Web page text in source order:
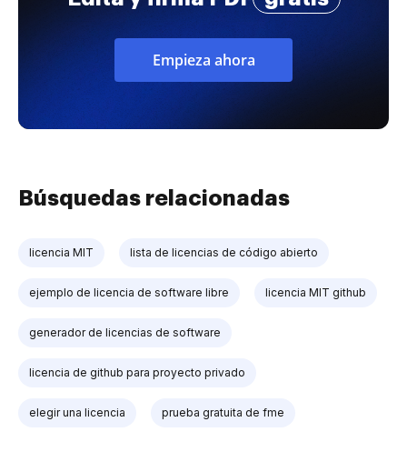
Empieza ahora
Búsquedas relacionadas
licencia MIT lista de licencias de código abierto
ejemplo de licencia de software libre licencia MIT github
generador de licencias de software
licencia de github para proyecto privado
elegir una licencia prueba gratuita de fme